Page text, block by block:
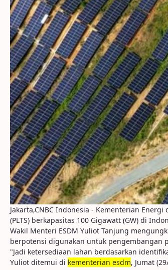
Jakarta,CNBC Indonesia - Kementerian
(PLTS) berkapasitas 100 Gigawatt (GW) di
Wakil Menteri ESDM Yuliot Tanjung
berpotensi digunakan untuk pengembangan
"Jadi ketersediaan lahan berdasarkan
Yuliot ditemui di kementerian esdm, Jumat